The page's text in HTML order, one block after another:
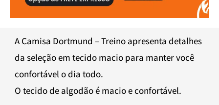
A Camisa Dortmund – Treino apresenta detalhes
da seleção em tecido macio para manter você
confortável o dia todo.
O tecido de algodão é macio e confortável.